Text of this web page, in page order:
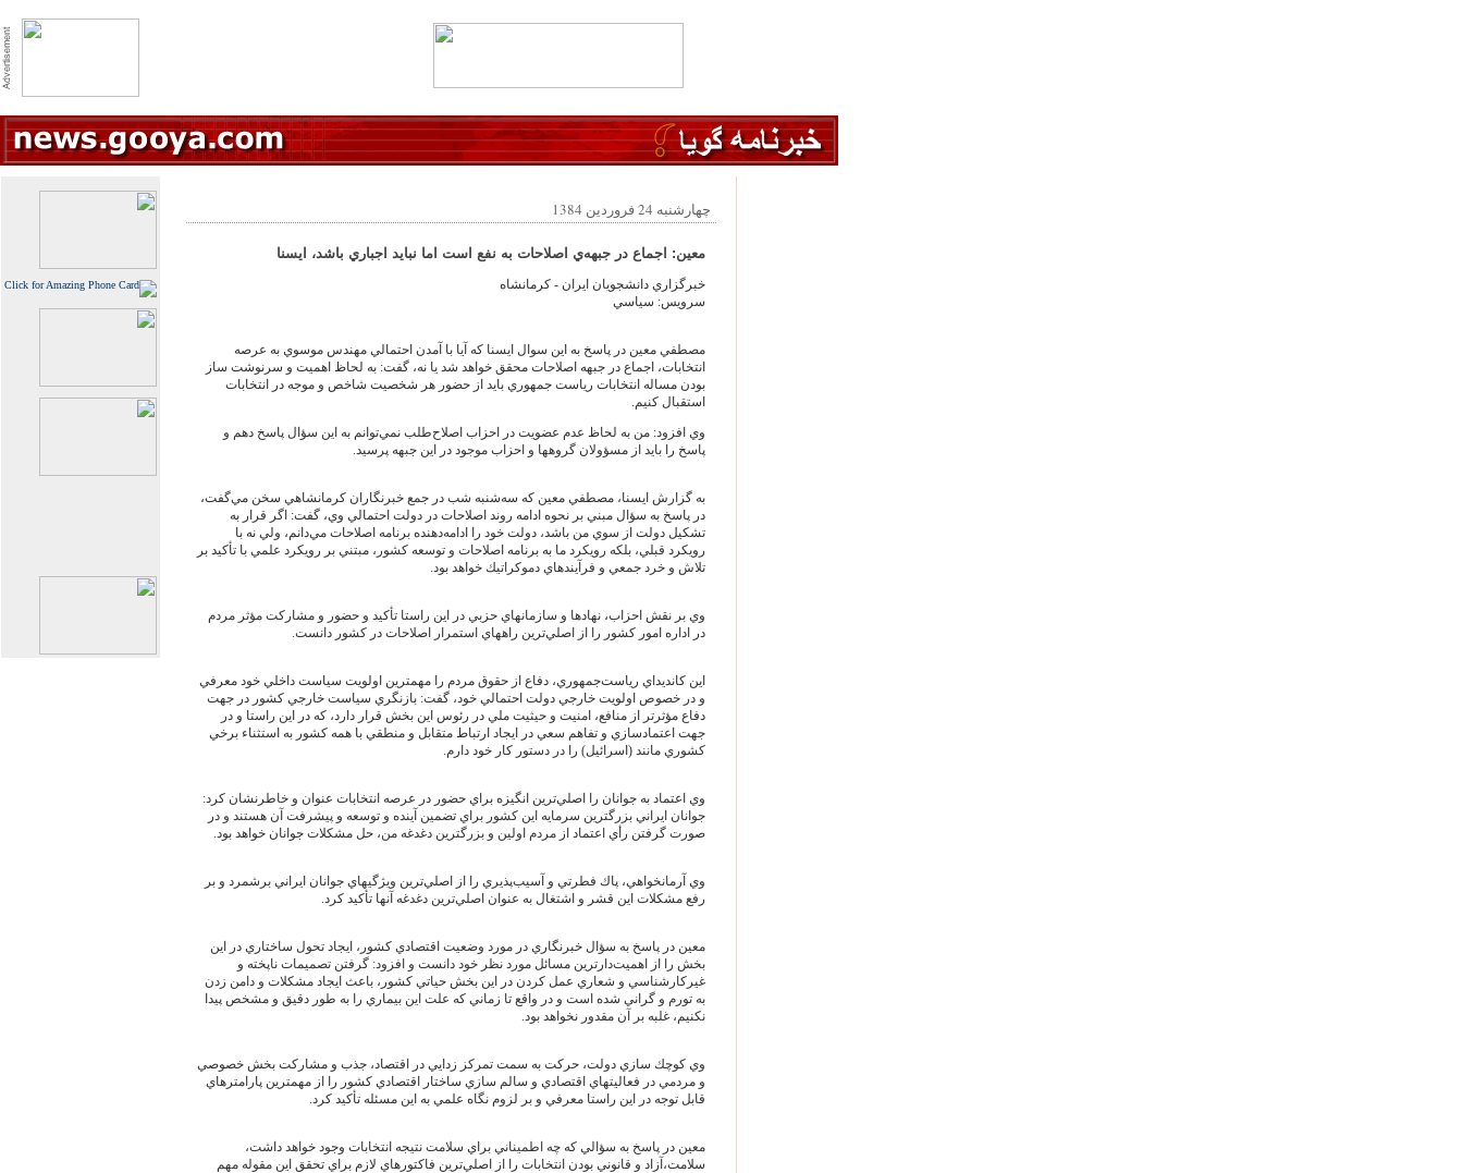
چهارشنبه 24 فروردین 1384
معين: اجماع در جبهه‌ي اصلاحات به نفع است اما نبايد اجباري باشد، ايسنا
خبرگزاري دانشجويان ايران - كرمانشاه
سرويس: سياسي
مصطفي معين در پاسخ به اين سوال ايسنا كه آيا با آمدن احتمالي مهندس موسوي به عرصه
انتخابات، اجماع در جبهه اصلاحات محقق خواهد شد يا نه، گفت: به لحاظ اهميت و سرنوشت ساز
بودن مساله انتخابات رياست جمهوري بايد از حضور هر شخصيت شاخص و موجه در انتخابات
استقبال كنيم.
وي افزود: من به لحاظ عدم عضويت در احزاب اصلاح‌طلب نمي‌توانم به اين سؤال پاسخ دهم و
پاسخ را بايد از مسؤولان گروهها و احزاب موجود در اين جبهه پرسيد.
به گزارش ايسنا، مصطفي معين كه سه‌شنبه شب در جمع خبرنگاران كرمانشاهي سخن مي‌گفت،
در پاسخ به سؤال مبني بر نحوه ادامه روند اصلاحات در دولت احتمالي وي، گفت: اگر قرار به
تشكيل دولت از سوي من باشد، دولت خود را ادامه‌دهنده برنامه اصلاحات مي‌دانم، ولي نه با
رويكرد قبلي، بلكه رويكرد ما به برنامه اصلاحات و توسعه كشور، مبتني بر رويكرد علمي با تأكيد بر
تلاش و خرد جمعي و فرآيندهاي دموكراتيك خواهد بود.
وي بر نقش احزاب، نهادها و سازمانهاي حزبي در اين راستا تأكيد و حضور و مشاركت مؤثر مردم
در اداره امور كشور را از اصلي‌ترين راههاي استمرار اصلاحات در كشور دانست.
اين كانديداي رياست‌جمهوري، دفاع از حقوق مردم را مهمترين اولويت سياست داخلي خود معرفي
و در خصوص اولويت خارجي دولت احتمالي خود، گفت: بازنگري سياست خارجي كشور در جهت
دفاع مؤثرتر از منافع، امنيت و حيثيت ملي در رئوس اين بخش قرار دارد، كه در اين راستا و در
جهت اعتمادسازي و تفاهم سعي در ايجاد ارتباط متقابل و منطقي با همه كشور به استثناء برخي
كشوري مانند (اسرائيل) را در دستور كار خود دارم.
وي اعتماد به جوانان را اصلي‌ترين انگيزه براي حضور در عرصه انتخابات عنوان و خاطرنشان كرد:
جوانان ايراني بزرگترين سرمايه اين كشور براي تضمين آينده و توسعه و پيشرفت آن هستند و در
صورت گرفتن رأي اعتماد از مردم اولين و بزرگترين دغدغه من، حل مشكلات جوانان خواهد بود.
وي آرمانخواهي، پاك فطرتي و آسيب‌پذيري را از اصلي‌ترين ويژگيهاي جوانان ايراني برشمرد و بر
رفع مشكلات اين قشر و اشتغال به عنوان اصلي‌ترين دغدغه آنها تأكيد كرد.
معين در پاسخ به سؤال خبرنگاري در مورد وضعيت اقتصادي كشور، ايجاد تحول ساختاري در اين
بخش را از اهميت‌دارترين مسائل مورد نظر خود دانست و افزود: گرفتن تصميمات ناپخته و
غيركارشناسي و شعاري عمل كردن در اين بخش حياتي كشور، باعث ايجاد مشكلات و دامن زدن
به تورم و گراني شده است و در واقع تا زماني كه علت اين بيماري را به طور دقيق و مشخص پيدا
نكنيم، غلبه بر آن مقدور نخواهد بود.
وي كوچك سازي دولت، حركت به سمت تمركز زدايي در اقتصاد، جذب و مشاركت بخش خصوصي
و مردمي در فعاليتهاي اقتصادي و سالم سازي ساختار اقتصادي كشور را از مهمترين پارامترهاي
قابل توجه در اين راستا معرفي و بر لزوم نگاه علمي به اين مسئله تأكيد كرد.
معين در پاسخ به سؤالي كه چه اطميناني براي سلامت نتيجه انتخابات وجود خواهد داشت،
سلامت،آزاد و قانوني بودن انتخابات را از اصلي‌ترين فاكتورهاي لازم براي تحقق اين مقوله مهم